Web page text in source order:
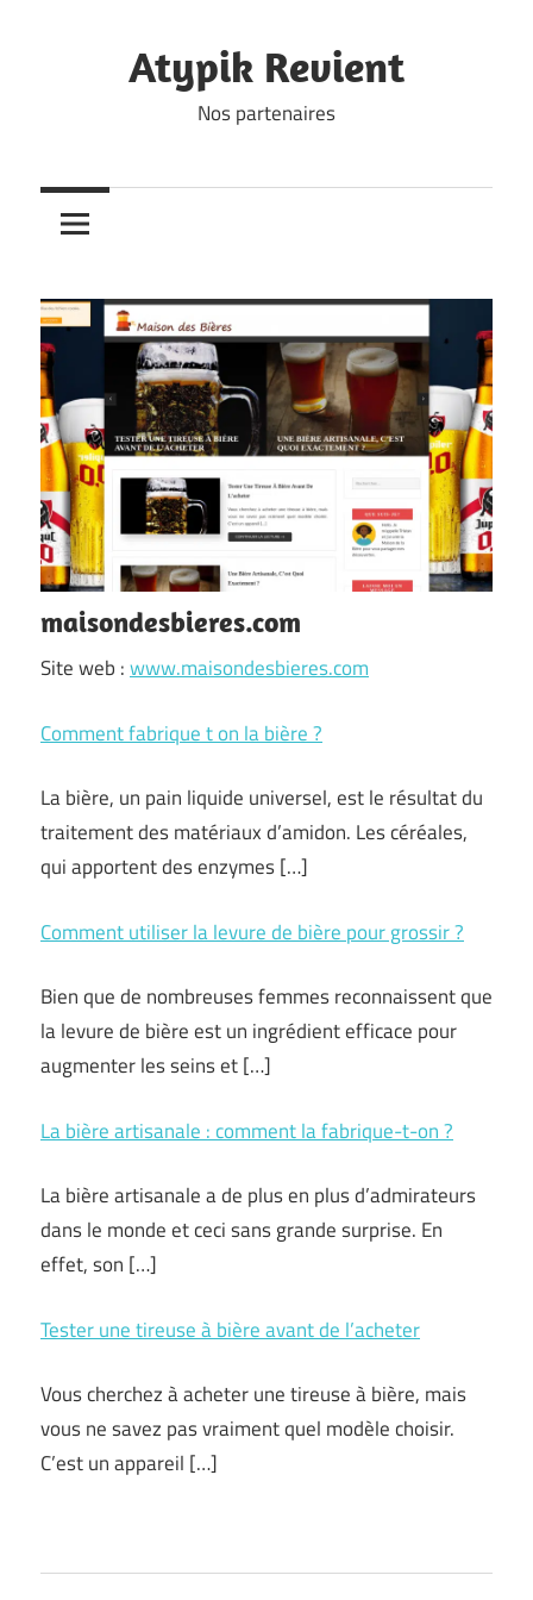
Atypik Revient
Nos partenaires
maisondesbieres.com
Site web :www.maisondesbieres.com
Comment fabrique t on la bière ?
La bière, un pain liquide universel, est le résultat du
traitement des matériaux d’amidon. Les céréales,
qui apportent des enzymes […]
Comment utiliser la levure de bière pour grossir ?
Bien que de nombreuses femmes reconnaissent que
la levure de bière est un ingrédient efficace pour
augmenter les seins et […]
La bière artisanale : comment la fabrique-t-on ?
La bière artisanale a de plus en plus d’admirateurs
dans le monde et ceci sans grande surprise. En
effet, son […]
Tester une tireuse à bière avant de l’acheter
Vous cherchez à acheter une tireuse à bière, mais
vous ne savez pas vraiment quel modèle choisir.
C’est un appareil […]